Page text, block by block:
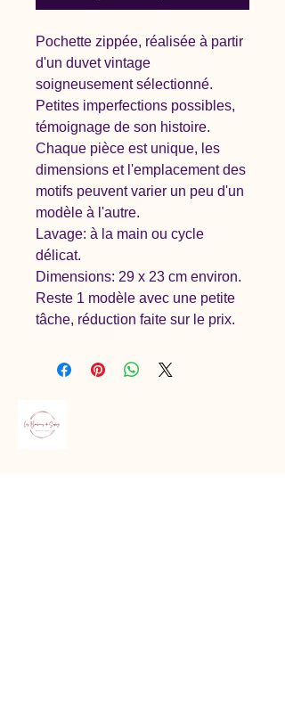
Pochette zippée, réalisée à partir
d'un duvet vintage
soigneusement sélectionné.
Petites imperfections possibles,
témoignage de son histoire.
Chaque pièce est unique, les
dimensions et l'emplacement des
motifs peuvent varier un peu d'un
modèle à l'autre.
Lavage: à la main ou cycle
délicat.
Dimensions: 29 x 23 cm environ.
Reste 1 modèle avec une petite
tâche, réduction faite sur le prix.